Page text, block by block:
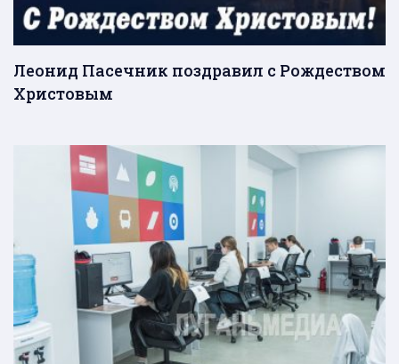
Леонид Пасечник поздравил с Рождеством
Христовым